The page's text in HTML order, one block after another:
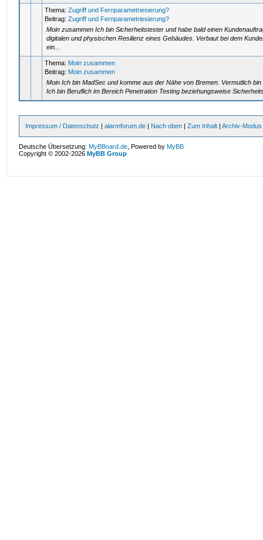
Thema:Zugriff und Fernparametriesierung?
Beitrag:Zugriff und Fernparametriesierung?
Moin zusammen Ich bin Sicherheitstester und habe bald einen
digitalen und physischen Resilienz eines Gebäudes. Verbaut bei dem
ein...
Thema: Moin zusammen
Beitrag: Moin zusammen
Moin Ich bin MadSec und komme aus der Nähe von Bremen. Vermutlich
Ich bin Beruflich im Bereich Penetration Testing beziehungsweise
Impressum / Datenschutz |alarmforum.de | Nach oben |Zum Inhalt |Archiv-Modus
Deutsche Übersetzung:MyBBoard.de , Powered byMyBB
Copyright © 2002-2026MyBB Group